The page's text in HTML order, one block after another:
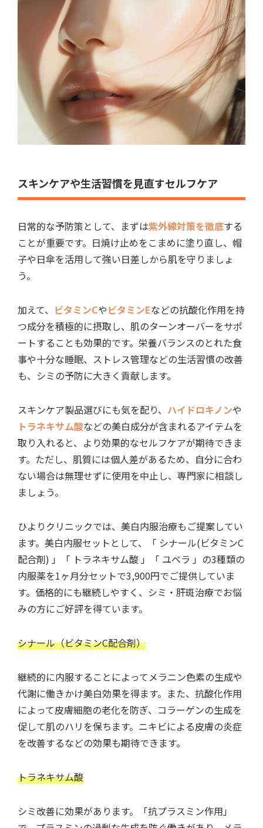
スキンケアや生活習慣を見直すセルフケア
日常的な予防策として、まずは紫外線対策を徹底する
ことが重要です。日焼け止めをこまめに塗り直し、帽
子や日傘を活用して強い日差しから肌を守りましょ
う。
加えて、 ビタミンCやビタミンEなどの抗酸化作用を持
つ成分を積極的に摂取し、肌のターンオーバーをサポ
ートすることも効果的です。栄養バランスのとれた食
事や十分な睡眠、ストレス管理などの生活習慣の改善
も、シミの予防に大きく貢献します。
スキンケア製品選びにも気を配り、 ハイドロキノンや
トラネキサム酸などの美白成分が含まれるアイテムを
取り入れると、より効果的なセルフケアが期待できま
す。ただし、肌質には個人差があるため、自分に合わ
ない場合は無理せずに使用を中止し、専門家に相談し
ましょう。
ひよりクリニックでは、美白内服治療もご提案してい
ます。美白内服セットとして、「 シナール(ビタミンC
配合剤) 」「 トラネキサム酸 」「 ユベラ 」の3種類の
内服薬を1ヶ月分セットで3,900円でご提供していま
す。価格的にも継続しやすく、シミ・肝斑治療でお悩
みの方にご好評を得ています。
シナール（ビタミンC配合剤）
継続的に内服することによってメラニン色素の生成や
代謝に働きかけ美白効果を得ます。また、抗酸化作用
によって皮膚細胞の老化を防ぎ、コラーゲンの生成を
促して肌のハリを保ちます。ニキビによる皮膚の炎症
を改善するなどの効果も期待できます。
トラネキサム酸
シミ改善に効果があります。「抗プラスミン作用」